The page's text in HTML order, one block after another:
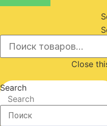
Close
Search
Search